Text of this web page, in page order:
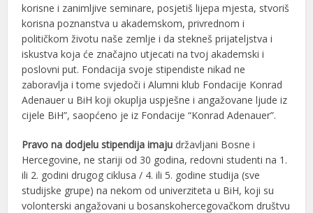
korisne i zanimljive seminare, posjetiš lijepa mjesta, stvoriš
korisna poznanstva u akademskom, privrednom i
političkom životu naše zemlje i da stekneš prijateljstva i
iskustva koja će značajno utjecati na tvoj akademski i
poslovni put. Fondacija svoje stipendiste nikad ne
zaboravlja i tome svjedoči i Alumni klub Fondacije Konrad
Adenauer u BiH koji okuplja uspješne i angažovane ljude iz
cijele BiH”, saopćeno je iz Fondacije “Konrad Adenauer”.
Pravo na dodjelu stipendija imaju državljani Bosne i
Hercegovine, ne stariji od 30 godina, redovni studenti na 1.
ili 2. godini drugog ciklusa / 4. ili 5. godine studija (sve
studijske grupe) na nekom od univerziteta u BiH, koji su
volonterski angažovani u bosanskohercegovačkom društvu